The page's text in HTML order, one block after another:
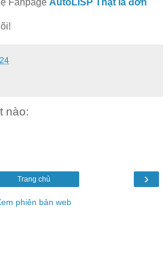
Fanpage AutoLISP Thật là đơn
nào:
›
Trang chủ
phiên bản web